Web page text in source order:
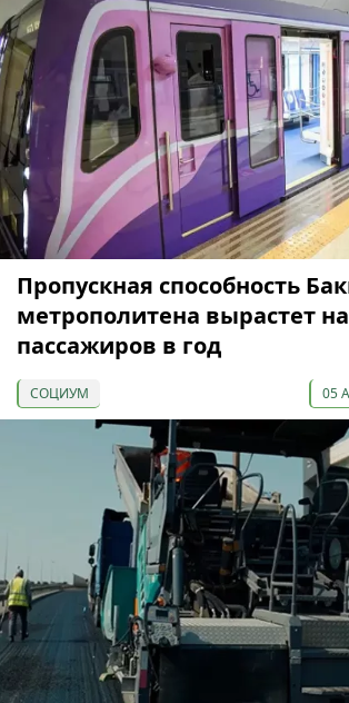
Пропускная способность
метрополитена вырастет
пассажиров в год
СОЦИУМ 05